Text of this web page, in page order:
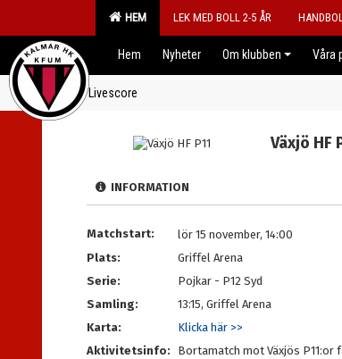
HEM LEK MED BOLL 2-5 ÅR
Hem Nyheter Om klubben Våra
Livescore
Växjö HF
INFORMATION
Matchstart:
lör 15 november, 14:00
Plats:
Griffel Arena
Serie:
Pojkar - P12 Syd
Samling:
13:15, Griffel Arena
Karta:
Klicka här >>
Aktivitetsinfo:
Bortamatch mot Växjös P11:or